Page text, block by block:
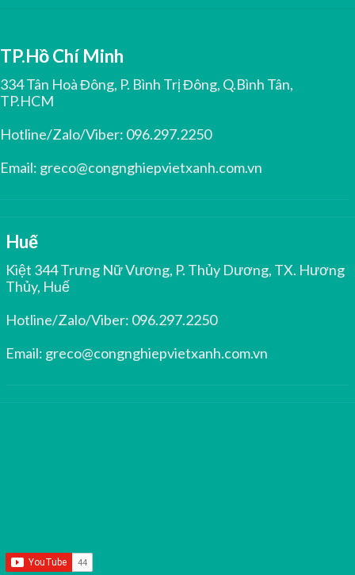
TP.Hồ Chí Minh
334 Tân Hoà Đông, P. Bình Trị Đông, Q.Bình Tân,
TP.HCM
Hotline/Zalo/Viber: 096.297.2250
Email: greco@congnghiepvietxanh.com.vn
Huế
Kiệt 344 Trưng Nữ Vương, P. Thủy Dương, TX. Hương
Thủy, Huế
Hotline/Zalo/Viber: 096.297.2250
Email: greco@congnghiepvietxanh.com.vn